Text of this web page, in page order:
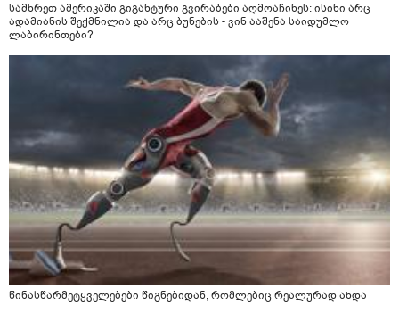
სამხრეთ ამერიკაში გიგანტური გვირაბები აღმოაჩინეს: ისინი არც
ადამიანის შექმნილია და არც ბუნების - ვინ ააშენა საიდუმლო
ლაბირინთები?
წინასწარმეტყველებები წიგნებიდან, რომლებიც რეალურად ახდა